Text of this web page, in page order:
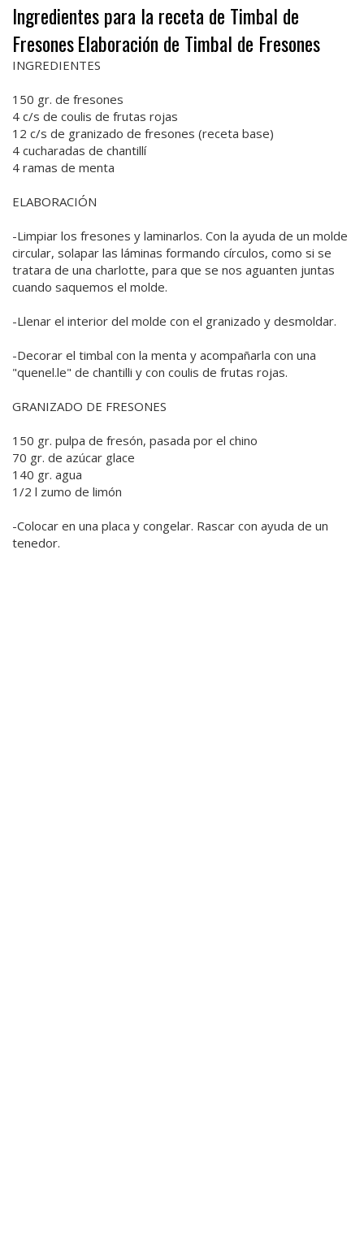
Ingredientes para la receta de Timbal de
FresonesElaboración de Timbal de Fresones
INGREDIENTES
150 gr. de fresones
4 c/s de coulis de frutas rojas
12 c/s de granizado de fresones (receta base)
4 cucharadas de chantillí
4 ramas de menta
ELABORACIÓN
-Limpiar los fresones y laminarlos. Con la ayuda de un molde
circular, solapar las láminas formando círculos, como si se
tratara de una charlotte, para que se nos aguanten juntas
cuando saquemos el molde.
-Llenar el interior del molde con el granizado y desmoldar.
-Decorar el timbal con la menta y acompañarla con una
"quenel.le" de chantilli y con coulis de frutas rojas.
GRANIZADO DE FRESONES
150 gr. pulpa de fresón, pasada por el chino
70 gr. de azúcar glace
140 gr. agua
1/2 l zumo de limón
-Colocar en una placa y congelar. Rascar con ayuda de un
tenedor.